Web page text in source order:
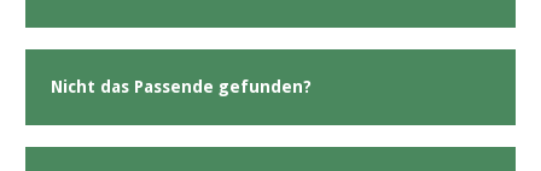
Nicht das Passende gefunden?